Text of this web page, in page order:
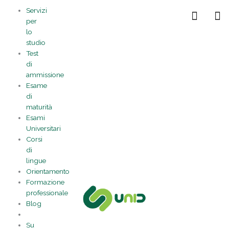
contenuto
Servizi
per
lo
studio
Test
di
ammissione
Esame
di
maturità
Esami
Universitari
Corsi
di
lingue
Orientamento
Formazione
professionale
Blog
Su